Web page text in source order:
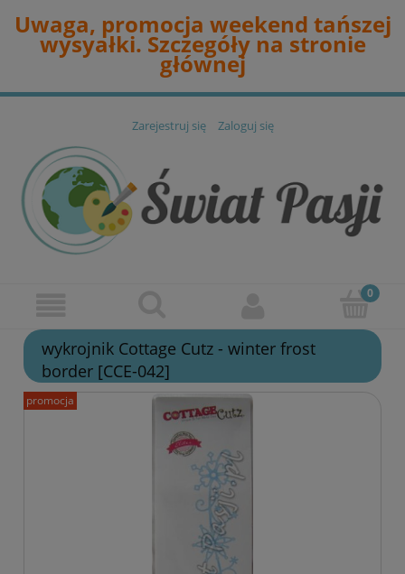
Uwaga, promocja weekend tańszej
wysyałki. Szczegóły na stronie
głównej
Zarejestruj się Zaloguj się
wykrojnik Cottage Cutz - winter frost
border [CCE-042]
promocja